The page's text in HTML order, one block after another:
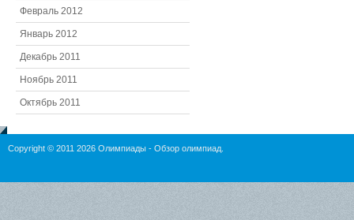
Февраль 2012
Январь 2012
Декабрь 2011
Ноябрь 2011
Октябрь 2011
Copyright © 2011 2026 Олимпиады - Обзор олимпиад.